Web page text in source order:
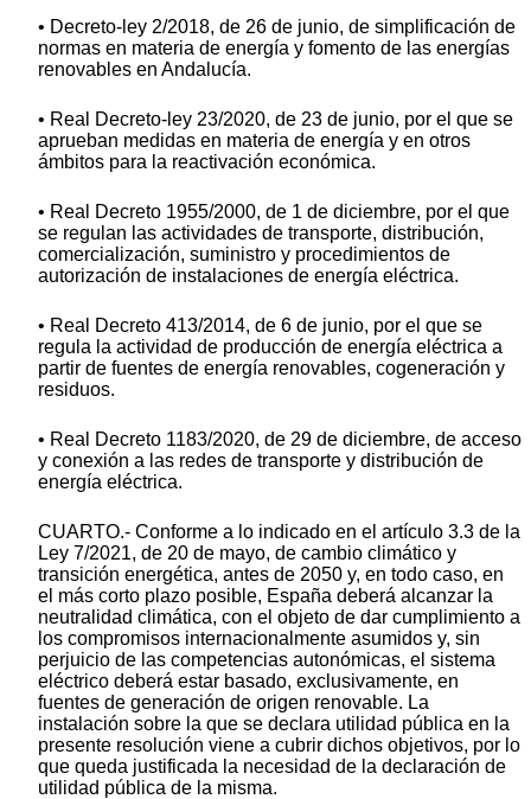
• Decreto-ley 2/2018, de 26 de junio, de simplificación de
normas en materia de energía y fomento de las energías
renovables en Andalucía.
• Real Decreto-ley 23/2020, de 23 de junio, por el que se
aprueban medidas en materia de energía y en otros
ámbitos para la reactivación económica.
• Real Decreto 1955/2000, de 1 de diciembre, por el que
se regulan las actividades de transporte, distribución,
comercialización, suministro y procedimientos de
autorización de instalaciones de energía eléctrica.
• Real Decreto 413/2014, de 6 de junio, por el que se
regula la actividad de producción de energía eléctrica a
partir de fuentes de energía renovables, cogeneración y
residuos.
• Real Decreto 1183/2020, de 29 de diciembre, de acceso
y conexión a las redes de transporte y distribución de
energía eléctrica.
CUARTO.- Conforme a lo indicado en el artículo 3.3 de la
Ley 7/2021, de 20 de mayo, de cambio climático y
transición energética, antes de 2050 y, en todo caso, en
el más corto plazo posible, España deberá alcanzar la
neutralidad climática, con el objeto de dar cumplimiento a
los compromisos internacionalmente asumidos y, sin
perjuicio de las competencias autonómicas, el sistema
eléctrico deberá estar basado, exclusivamente, en
fuentes de generación de origen renovable. La
instalación sobre la que se declara utilidad pública en la
presente resolución viene a cubrir dichos objetivos, por lo
que queda justificada la necesidad de la declaración de
utilidad pública de la misma.